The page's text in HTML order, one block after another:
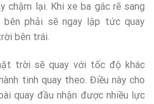
chậm lại. Khi xe ba gác rẽ sang
phải sẽ ngay lập tức quay
bên trái.
trời sẽ quay với tốc độ khác
tinh quay theo. Điều này cho
quay đầu nhận được nhiều lực